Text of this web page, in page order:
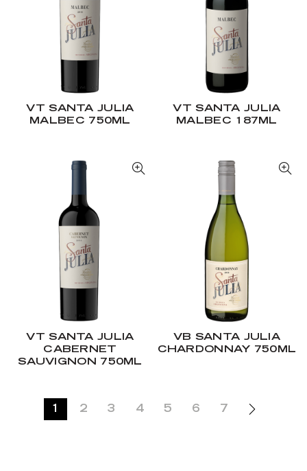
VT SANTA JULIA
MALBEC 750ML
VT SANTA JULIA
MALBEC 187ML
VT SANTA JULIA
CABERNET
SAUVIGNON 750ML
VB SANTA JULIA
CHARDONNAY 750ML
1 2 3 4 5 6 7